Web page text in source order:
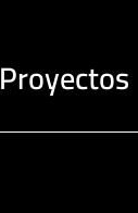
Proyectos